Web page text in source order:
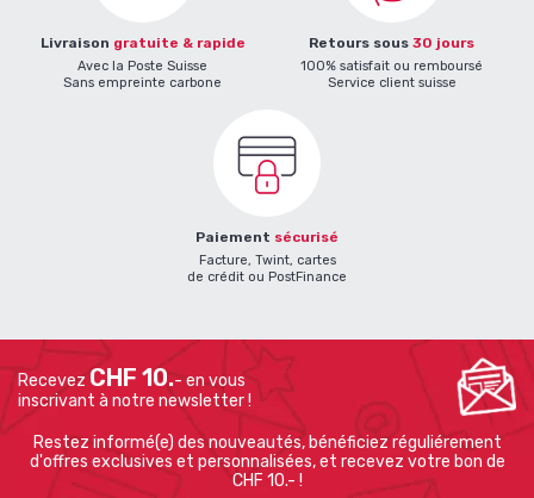
Livraison gratuite & rapide
Avec la Poste Suisse
Sans empreinte carbone
Retours sous 30 jours
100% satisfait ou remboursé
Service client suisse
Paiement sécurisé
Facture, Twint, cartes
de crédit ou PostFinance
RecevezCHF 10.- en vous
inscrivant à notre newsletter !
Restez informé(e) des nouveautés, bénéficiez réguliérement
d'offres exclusives et personnalisées, et recevez votre bon de
CHF 10.- !